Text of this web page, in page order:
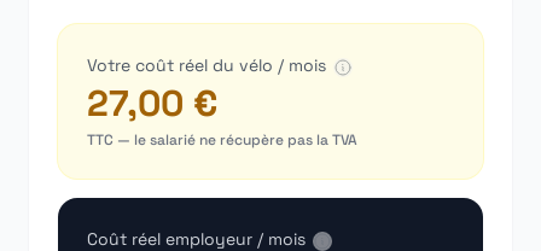
Votre coût réel du vélo / mois
27,00 €
TTC — le salarié ne récupère pas la TVA
Coût réel employeur / mois